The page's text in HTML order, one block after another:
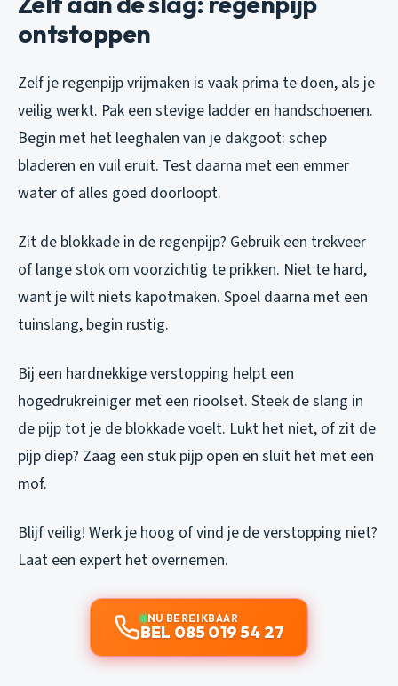
ontstoppen
Zelf je regenpijp vrijmaken is vaak prima te doen, als je
veilig werkt. Pak een stevige ladder en handschoenen.
Begin met het leeghalen van je dakgoot: schep
bladeren en vuil eruit. Test daarna met een emmer
water of alles goed doorloopt.
Zit de blokkade in de regenpijp? Gebruik een trekveer
of lange stok om voorzichtig te prikken. Niet te hard,
want je wilt niets kapotmaken. Spoel daarna met een
tuinslang, begin rustig.
Bij een hardnekkige verstopping helpt een
hogedrukreiniger met een rioolset. Steek de slang in
de pijp tot je de blokkade voelt. Lukt het niet, of zit de
pijp diep? Zaag een stuk pijp open en sluit het met een
mof.
Blijf veilig! Werk je hoog of vind je de verstopping niet?
Laat een expert het overnemen.
NU BEREIKBAAR
BEL 085 019 54 27